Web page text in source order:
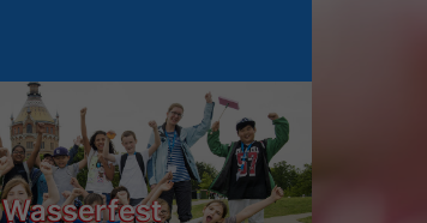
Wasserfest